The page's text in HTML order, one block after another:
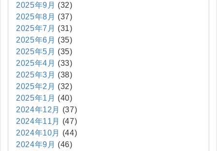
2025年9月 (32)
2025年8月 (37)
2025年7月 (31)
2025年6月 (35)
2025年5月 (35)
2025年4月 (33)
2025年3月 (38)
2025年2月 (32)
2025年1月 (40)
2024年12月
(37)
2024年11月
(47)
2024年10月
(44)
2024年9月 (46)